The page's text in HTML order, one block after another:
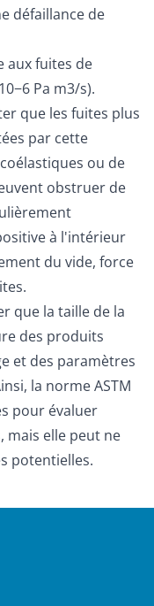
défaillance de
aux fuites de
Pa m3/s).
que les fuites plus
par cette
ou de
obstruer de
à l'intérieur
du vide, force
que la taille de la
des produits
et des paramètres
la norme ASTM
pour évaluer
mais elle peut ne
potentielles.